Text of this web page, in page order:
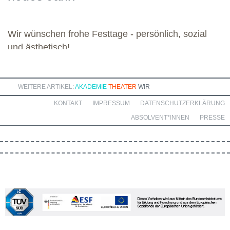
Wir wünschen frohe Festtage - persönlich, sozial
und ästhetisch!
WEITERE ARTIKEL: AKADEMIE THEATER WIR
DATENSCHUTZERKLÄRUNG
IMPRESSUM
KONTAKT
PRESSE
ABSOLVENT*INNEN